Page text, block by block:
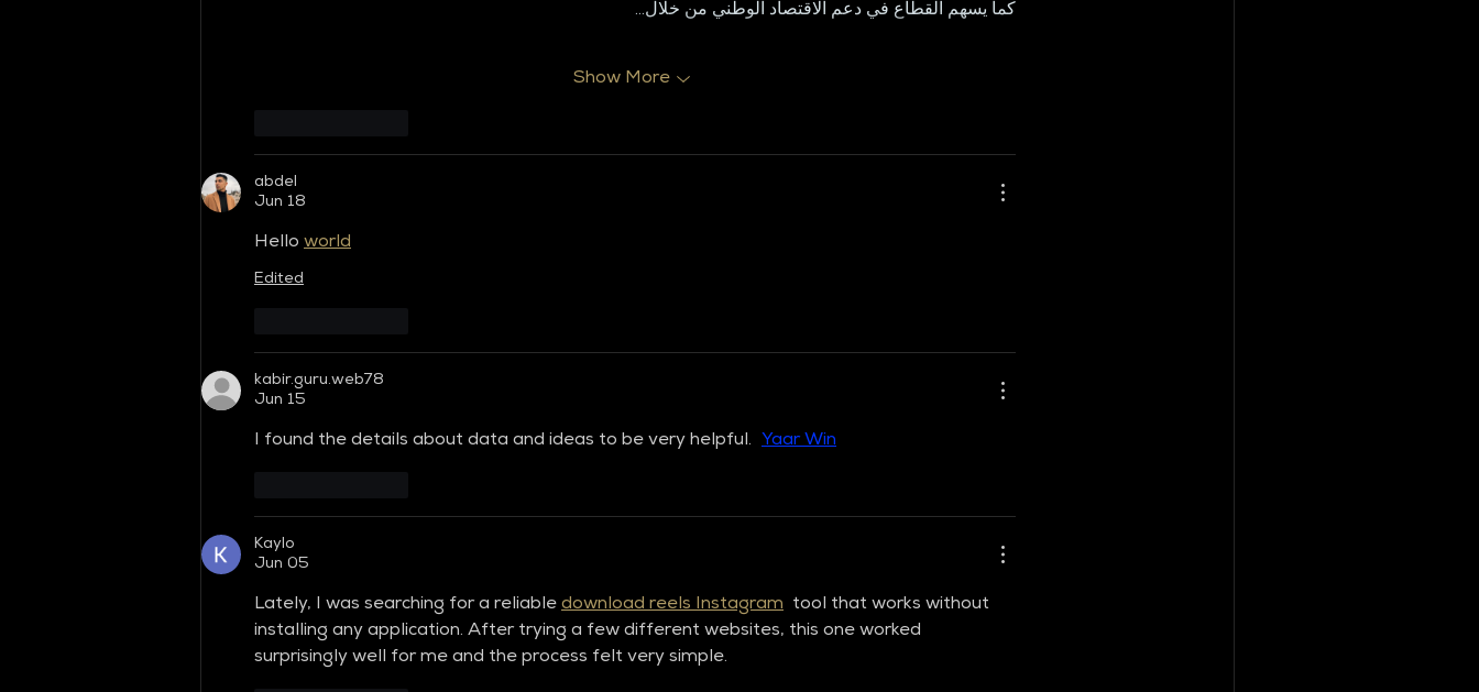
كما يسهم القطاع في دعم الاقتصاد الوطني من خلال…
Show More
abdel
Jun 18
Hello world
Edited
kabir.guru.web78
Jun 15
I found the details about data and ideas to be very helpful. Yaar Win
Kaylo
Jun 05
Lately, I was searching for a reliable download reels Instagram
  tool that works without
installing any application. After trying a few different websites, this one worked
surprisingly well for me and the process felt very simple.